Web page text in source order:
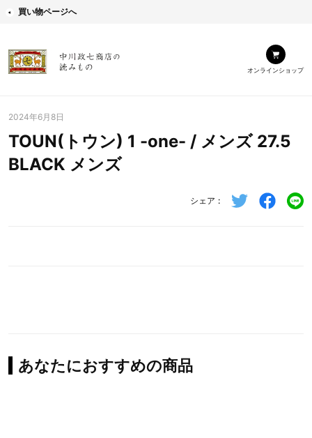
買い物ページへ
オンラインショップ
2024年6月8日
TOUN(トウン) 1 -one- / メンズ 27.5
BLACK メンズ
シェア
あなたにおすすめの商品